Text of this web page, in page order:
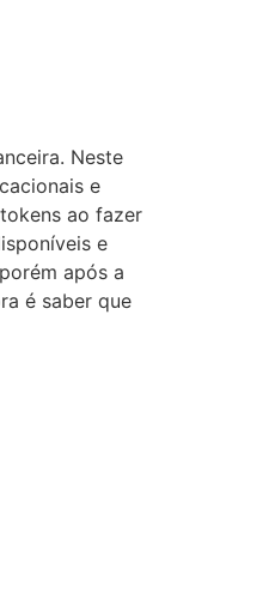
Neste
e
ao fazer
e
após a
é saber que